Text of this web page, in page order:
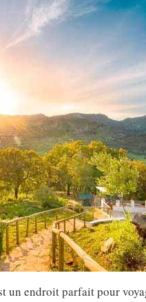
un endroit parfait pour